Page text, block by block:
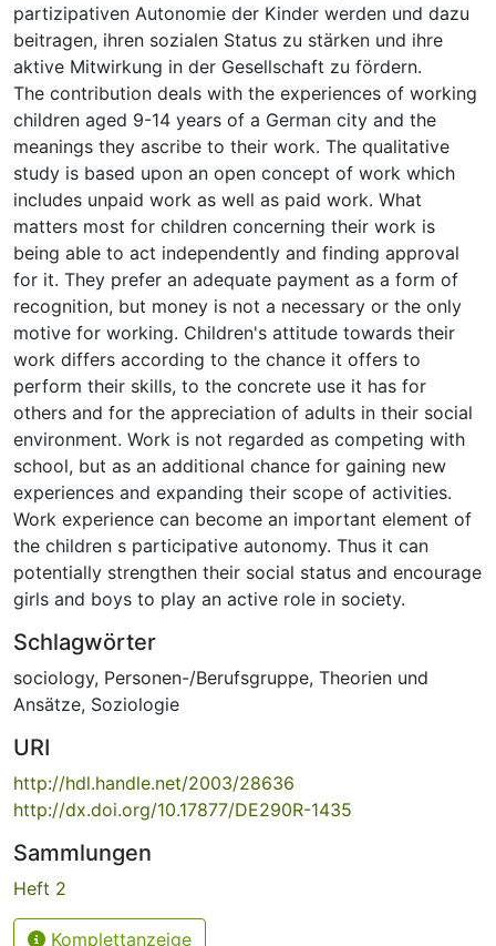
partizipativen Autonomie der Kinder werden und dazu
beitragen, ihren sozialen Status zu stärken und ihre
aktive Mitwirkung in der Gesellschaft zu fördern.
The contribution deals with the experiences of working
children aged 9-14 years of a German city and the
meanings they ascribe to their work. The qualitative
study is based upon an open concept of work which
includes unpaid work as well as paid work. What
matters most for children concerning their work is
being able to act independently and finding approval
for it. They prefer an adequate payment as a form of
recognition, but money is not a necessary or the only
motive for working. Children's attitude towards their
work differs according to the chance it offers to
perform their skills, to the concrete use it has for
others and for the appreciation of adults in their social
environment. Work is not regarded as competing with
school, but as an additional chance for gaining new
experiences and expanding their scope of activities.
Work experience can become an important element of
the children s participative autonomy. Thus it can
potentially strengthen their social status and encourage
girls and boys to play an active role in society.
Schlagwörter
sociology, Personen-/Berufsgruppe, Theorien und
Ansätze, Soziologie
URI
http://hdl.handle.net/2003/28636
http://dx.doi.org/10.17877/DE290R-1435
Sammlungen
Heft 2
Komplettanzeige